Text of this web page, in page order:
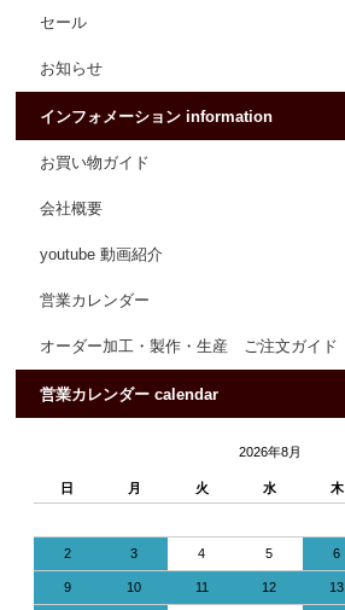
セール
お知らせ
インフォメーション information
お買い物ガイド
会社概要
youtube 動画紹介
営業カレンダー
オーダー加工・製作・生産 ご注文ガイド
営業カレンダー calendar
2026年8月
日 月 火 水 木
2 3 4 5 6
9 10 11 12 13